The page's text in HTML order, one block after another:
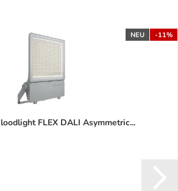
NEU -11%
FLEX DALI Asymmetric...